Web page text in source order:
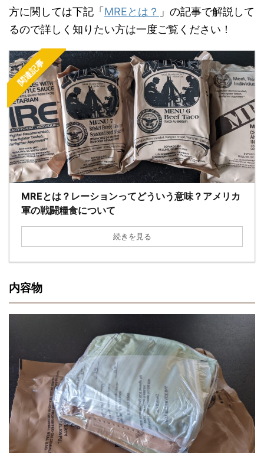
方に関しては下記「 MREとは？ 」の記事で解説して
るので詳しく知りたい方は一度ご覧ください！
関連記事
MREとは？レーションってどういう意味？アメリカ
軍の戦闘糧食について
続きを見る
内容物